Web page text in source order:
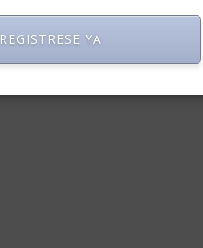
REGISTRESE YA